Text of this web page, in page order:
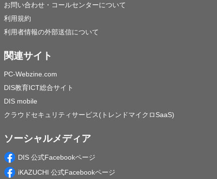
お問い合わせ・コールセンターについて
利用規約
利用者情報の外部送信について
関連サイト
PC-Webzine.com
DIS教育ICT総合サイト
DIS mobile
クラウドセキュリティサービス(トレンドマイクロSaaS)
ソーシャルメディア
DIS 公式Facebookページ
iKAZUCHI 公式Facebookページ